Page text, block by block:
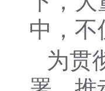
中，
为贯